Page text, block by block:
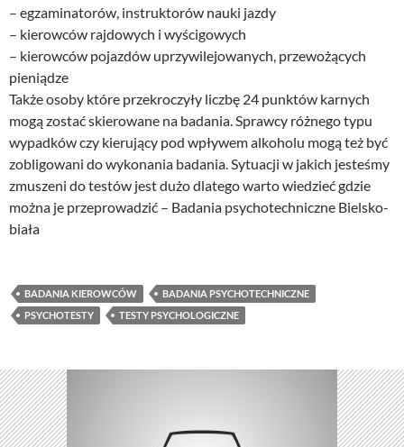
– egzaminatorów, instruktorów nauki jazdy
– kierowców rajdowych i wyścigowych
– kierowców pojazdów uprzywilejowanych, przewożących
pieniądze
Także osoby które przekroczyły liczbę 24 punktów karnych
mogą zostać skierowane na badania. Sprawcy różnego typu
wypadków czy kierujący pod wpływem alkoholu mogą też być
zobligowani do wykonania badania. Sytuacji w jakich jesteśmy
zmuszeni do testów jest dużo dlatego warto wiedzieć gdzie
można je przeprowadzić – Badania psychotechniczne Bielsko-
biała
BADANIA KIEROWCÓW
BADANIA PSYCHOTECHNICZNE
PSYCHOTESTY
TESTY PSYCHOLOGICZNE